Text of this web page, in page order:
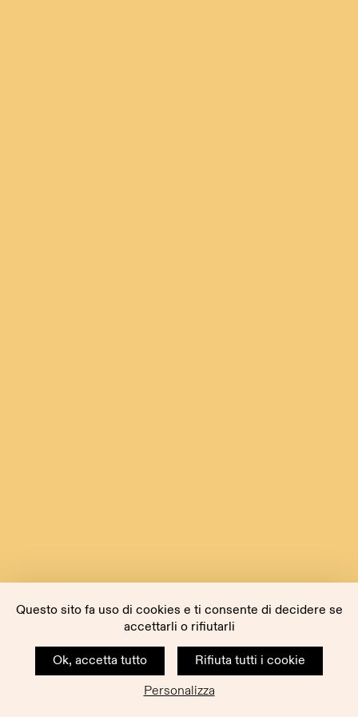
Questo sito fa uso di cookies e ti consente di decidere se
accettarli o rifiutarli
Ok, accetta tutto
Rifiuta tutti i cookie
Personalizza